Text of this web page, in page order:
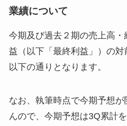
業績について
今期及び過去２期の売上高・
益（以下「最終利益」）の対
以下の通りとなります。
なお、執筆時点で今期予想
んので、今期予想は3Q累計